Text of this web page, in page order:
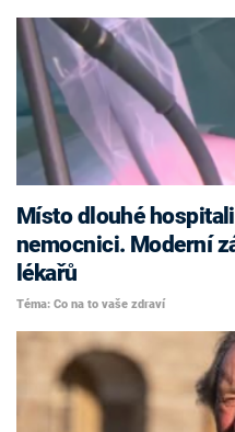
Místo dlouhé
nemocnici. Moderní
lékařů
Téma: Co na to vaše zdraví